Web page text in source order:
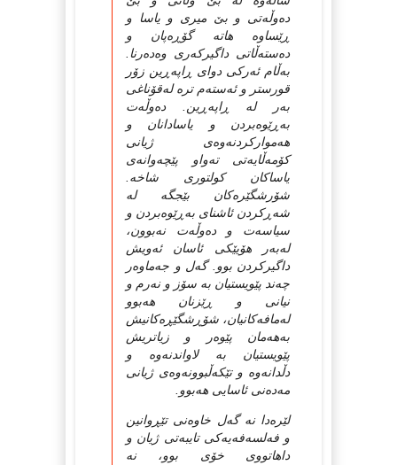
ده‌وڵه‌تی و بێ میری و یاسا و
ڕێساوه‌ هاته گۆڕه‌پان و
ده‌سته‌ڵاتی داگیركه‌ری وه‌ده‌رنا.
به‌ڵام ئه‌ركی دوای ڕاپه‌ڕین زۆر
قورستر و ئه‌سته‌م تره له‌قۆناغی
به‌ر له ڕاپه‌ڕین. ده‌وڵه‌ت
به‌ڕێوه‌بردن و یاسادانان و
هه‌مواركردنه‌وه‌ی ژیانی
كۆمه‌ڵایه‌تی ته‌واو پێچه‌وانه‌ی
یاساكان كولتوری شاخه.
شۆرشگێره‌كان بێجگه له
شه‌ڕكردن ئاشنای به‌ڕێوه‌بردن و
سیاسه‌ت و ده‌وڵه‌ت نه‌بوون،
له‌به‌ر هۆیێكی ئاسان ئه‌ویش
داگیركردن بوو. گه‌ل و جه‌ماوه‌ر
چه‌ند پێویستیان به سۆز و نه‌رم و
نیانی و ڕێزنان هه‌بوو
له‌مافه‌كانیان، شۆڕشگێڕه‌كانیش
به‌هه‌مان پێوه‌ر و زیاتریش
پێویستیان به لاواندنه‌وه و
دڵدانه‌وه و تێكه‌ڵبوونه‌وه‌ی ژیانی
مه‌ده‌نی ئاسایی هه‌بوو.
لێره‌دا نه گه‌ل خاوه‌نی تێڕوانین
و فه‌لسه‌فه‌یه‌كی تایبه‌تی ژیان و
داهاتووی خۆی بوو، نه